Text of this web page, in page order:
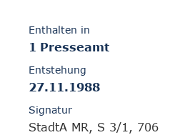
Enthalten in
1 Presseamt
Entstehung
27.11.1988
Signatur
StadtA MR, S 3/1, 706